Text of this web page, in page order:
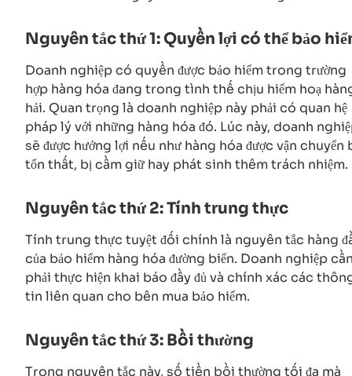
Nguyên tắc thứ 1: Quyền lợi có thể bảo
Doanh nghiệp có quyền được bảo hiểm trong trường
hợp hàng hóa đang trong tình thế chịu hiểm hoạ
hải. Quan trọng là doanh nghiệp này phải có quan hệ
pháp lý với những hàng hóa đó. Lúc này, doanh
sẽ được hưởng lợi nếu như hàng hóa được vận chuyển
tổn thất, bị cầm giữ hay phát sinh thêm trách nhiệm.
Nguyên tắc thứ 2: Tính trung thực
Tính trung thực tuyệt đối chính là nguyên tắc hàng
của bảo hiểm hàng hóa đường biển. Doanh nghiệp
phải thực hiện khai báo đầy đủ và chính xác các
tin liên quan cho bên mua bảo hiểm.
Nguyên tắc thứ 3: Bồi thường
Trong nguyên tắc này, số tiền bồi thường tối đa mà